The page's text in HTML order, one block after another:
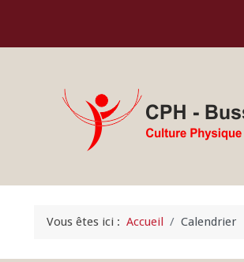
Vous êtes ici : Accueil Calendrier